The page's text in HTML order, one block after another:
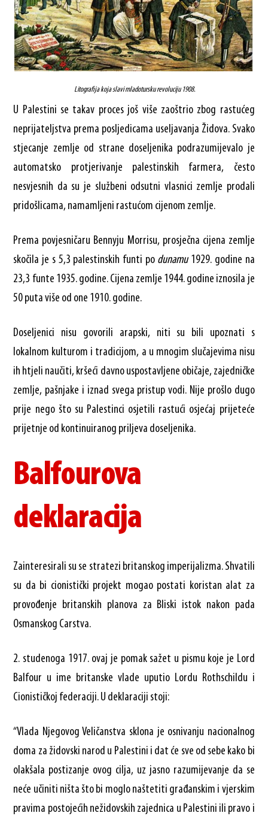
Litografija koja slavi mladotursku revoluciju 1908.
U Palestini se takav proces još više zaoštrio zbog rastućeg
neprijateljstva prema posljedicama useljavanja Židova. Svako
stjecanje zemlje od strane doseljenika podrazumijevalo je
automatsko protjerivanje palestinskih farmera, često
nesvjesnih da su je službeni odsutni vlasnici zemlje prodali
pridošlicama, namamljeni rastućom cijenom zemlje.
Prema povjesničaru Bennyju Morrisu, prosječna cijena zemlje
skočila je s 5,3 palestinskih funti po dunamu1929. godine na
23,3 funte 1935. godine. Cijena zemlje 1944. godine iznosila je
50 puta više od one 1910. godine.
Doseljenici nisu govorili arapski, niti su bili upoznati s
lokalnom kulturom i tradicijom, a u mnogim slučajevima nisu
ih htjeli naučiti, kršeći davno uspostavljene običaje, zajedničke
zemlje, pašnjake i iznad svega pristup vodi. Nije prošlo dugo
prije nego što su Palestinci osjetili rastući osjećaj prijeteće
prijetnje od kontinuiranog priljeva doseljenika.
Balfourova
deklaracija
Zainteresirali su se stratezi britanskog imperijalizma. Shvatili
su da bi cionistički projekt mogao postati koristan alat za
provođenje britanskih planova za Bliski istok nakon pada
Osmanskog Carstva.
2. studenoga 1917. ovaj je pomak sažet u pismu koje je Lord
Balfour u ime britanske vlade uputio Lordu Rothschildu i
Cionističkoj federaciji. U deklaraciji stoji:
“Vlada Njegovog Veličanstva sklona je osnivanju nacionalnog
doma za židovski narod u Palestini i dat će sve od sebe kako bi
olakšala postizanje ovog cilja, uz jasno razumijevanje da se
neće učiniti ništa što bi moglo naštetiti građanskim i vjerskim
pravima postojećih nežidovskih zajednica u Palestini ili pravo i